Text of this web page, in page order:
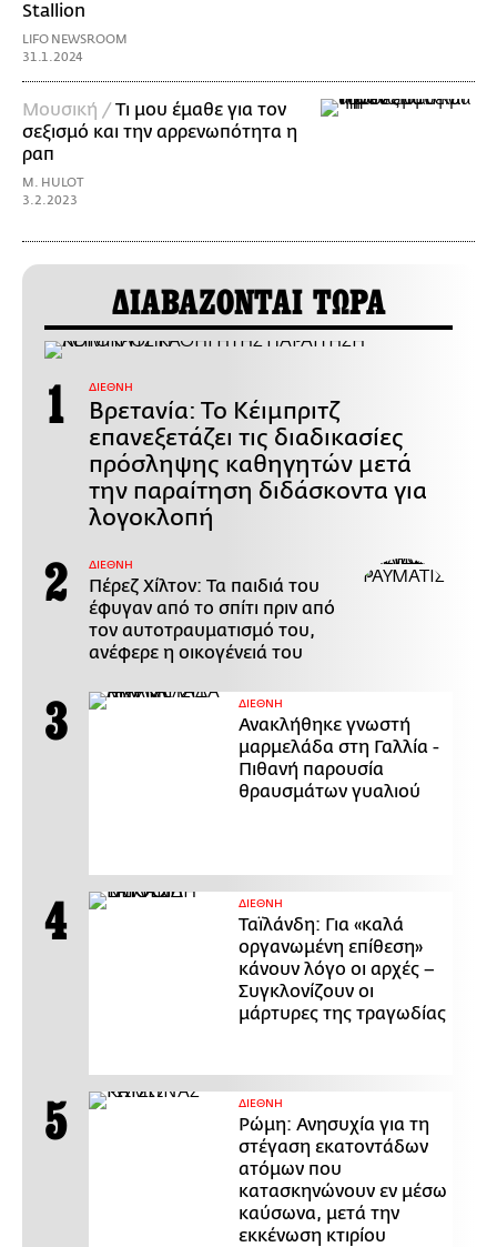
Stallion
LIFO NEWSROOM
31.1.2024
Μουσική /Τι μου έμαθε για τον
σεξισμό και την αρρενωπότητα η
ραπ
M. HULOT
3.2.2023
ΔΙΑΒΑΖΟΝΤΑΙ ΤΩΡΑ
ΔΙΕΘΝΗ
Βρετανία: Το Κέιμπριτζ
επανεξετάζει τις διαδικασίες
πρόσληψης καθηγητών μετά
την παραίτηση διδάσκοντα για
λογοκλοπή
ΔΙΕΘΝΗ
Πέρεζ Χίλτον: Τα παιδιά του
έφυγαν από το σπίτι πριν από
τον αυτοτραυματισμό του,
ανέφερε η οικογένειά του
ΔΙΕΘΝΗ
Ανακλήθηκε γνωστή
μαρμελάδα στη Γαλλία -
Πιθανή παρουσία
θραυσμάτων γυαλιού
ΔΙΕΘΝΗ
Ταϊλάνδη: Για «καλά
οργανωμένη επίθεση»
κάνουν λόγο οι αρχές –
Συγκλονίζουν οι
μάρτυρες της τραγωδίας
ΔΙΕΘΝΗ
Ρώμη: Ανησυχία για τη
στέγαση εκατοντάδων
ατόμων που
κατασκηνώνουν εν μέσω
καύσωνα, μετά την
εκκένωση κτιρίου